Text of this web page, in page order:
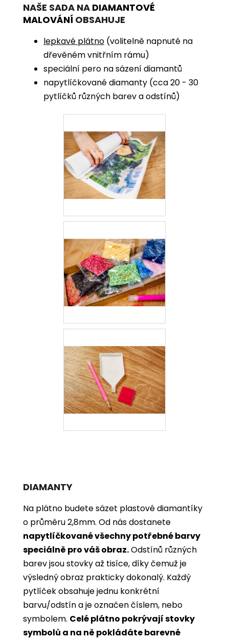
NAŠE SADA NA DIAMANTOVÉ
MALOVÁNÍ OBSAHUJE
lepkavé plátno (volitelně napnuté na
dřevěném vnitřním rámu)
speciální pero na sázení diamantů
napytlíčkované diamanty (cca 20 - 30
pytlíčků různých barev a odstínů)
DIAMANTY
Na plátno budete sázet plastové diamantíky
o průměru 2,8mm. Od nás dostanete
napytlíčkované všechny potřebné barvy
speciálně pro váš obraz.Odstínů různých
barev jsou stovky až tisíce, díky čemuž je
výsledný obraz prakticky dokonalý. Každý
pytlíček obsahuje jednu konkrétní
barvu/odstín a je označen číslem, nebo
symbolem. Celé plátno pokrývají stovky
symbolů a na ně pokládáte barevné